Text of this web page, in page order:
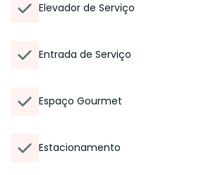
Elevador de Serviço
Entrada de Serviço
Espaço Gourmet
Estacionamento